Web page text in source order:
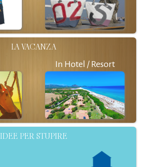
LA VACANZA
In Hotel / Resort
IDEE PER STUPIRE